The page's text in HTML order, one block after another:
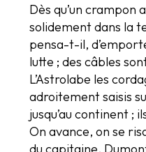
Dès qu’un crampon
solidement dans la
pensa-t-il,
lutte ; des câbles
L’Astrolabe les
adroitement saisis
jusqu’au continent ;
On avance, on se
du capitaine,